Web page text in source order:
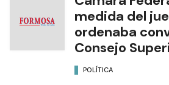
medida del
ordenaba
Consejo
POLÍTICA